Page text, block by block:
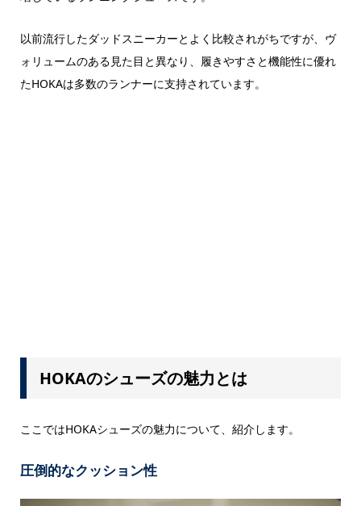
以前流行したダッドスニーカーとよく比較されがちですが、ヴ
ォリュームのある見た目と異なり、履きやすさと機能性に優れ
たHOKAは多数のランナーに支持されています。
HOKAのシューズの魅力とは
ここではHOKAシューズの魅力について、紹介します。
圧倒的なクッション性